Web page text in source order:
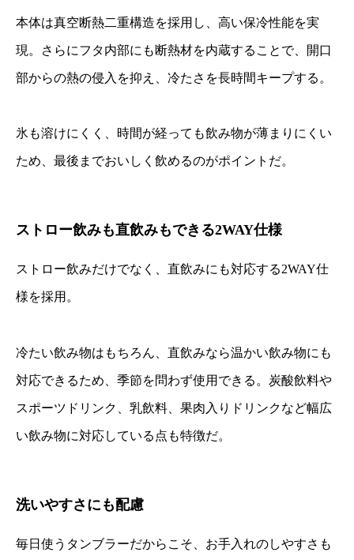
本体は真空断熱二重構造を採用し、高い保冷性能を実
現。さらにフタ内部にも断熱材を内蔵することで、開口
部からの熱の侵入を抑え、冷たさを長時間キープする。
氷も溶けにくく、時間が経っても飲み物が薄まりにくい
ため、最後までおいしく飲めるのがポイントだ。
ストロー飲みも直飲みもできる2WAY仕様
ストロー飲みだけでなく、直飲みにも対応する2WAY仕
様を採用。
冷たい飲み物はもちろん、直飲みなら温かい飲み物にも
対応できるため、季節を問わず使用できる。炭酸飲料や
スポーツドリンク、乳飲料、果肉入りドリンクなど幅広
い飲み物に対応している点も特徴だ。
洗いやすさにも配慮
毎日使うタンブラーだからこそ、お手入れのしやすさも